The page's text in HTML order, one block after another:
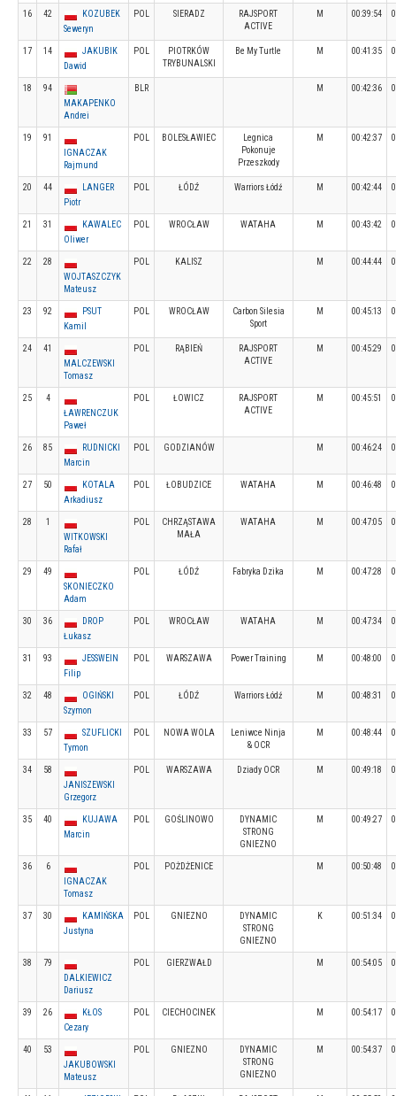
16 42
KOZUBEK
Seweryn
POL SIERADZ
RAJSPORT
ACTIVE
M 00:39:54
17 14
JAKUBIK
Dawid
POL
PIOTRKÓW
TRYBUNALSKI
Be My Turtle M 00:41:35
18
94
MAKAPENKO
Andrei
BLR M 00:42:36
19
91
IGNACZAK
Rajmund
POL BOLESŁAWIEC
Legnica
Pokonuje
Przeszkody
M 00:42:37
20 44
LANGER
Piotr
POL ŁÓDŹ Warriors Łódź M 00:42:44
21 31
KAWALEC
Oliwer
POL WROCŁAW WATAHA M 00:43:42
22
28
WOJTASZCZYK
Mateusz
POL KALISZ M 00:44:44
23 92
PSUT
Kamil
POL WROCŁAW
Carbon Silesia
Sport
M 00:45:13
24
41
MALCZEWSKI
Tomasz
POL RĄBIEŃ
RAJSPORT
ACTIVE
M 00:45:29
25
4
ŁAWRENCZUK
Paweł
POL ŁOWICZ
RAJSPORT
ACTIVE
M 00:45:51
26 85
RUDNICKI
Marcin
POL GODZIANÓW M 00:46:24
27 50
KOTALA
Arkadiusz
POL ŁOBUDZICE WATAHA M 00:46:48
28
1
WITKOWSKI
Rafał
POL
CHRZĄSTAWA
MAŁA
WATAHA M 00:47:05
29
49
SKONIECZKO
Adam
POL ŁÓDŹ Fabryka Dzika M 00:47:28
30 36
DROP
Łukasz
POL WROCŁAW WATAHA M 00:47:34
31 93
JESSWEIN
Filip
POL WARSZAWA Power Training M 00:48:00
32 48
OGIŃSKI
Szymon
POL ŁÓDŹ Warriors Łódź M 00:48:31
33 57
SZUFLICKI
Tymon
POL NOWA WOLA
Leniwce Ninja
& OCR
M 00:48:44
34
58
JANISZEWSKI
Grzegorz
POL WARSZAWA Dziady OCR M 00:49:18
35 40
KUJAWA
Marcin
POL GOŚLINOWO
DYNAMIC
STRONG
GNIEZNO
M 00:49:27
36
6
IGNACZAK
Tomasz
POL POŻDŻENICE M 00:50:48
37 30
KAMIŃSKA
Justyna
POL GNIEZNO
DYNAMIC
STRONG
GNIEZNO
K 00:51:34
38
79
DALKIEWICZ
Dariusz
POL GIERZWAŁD M 00:54:05
39 26
KŁOS
Cezary
POL CIECHOCINEK M 00:54:17
40
53
JAKUBOWSKI
Mateusz
POL GNIEZNO
DYNAMIC
STRONG
GNIEZNO
M 00:54:37